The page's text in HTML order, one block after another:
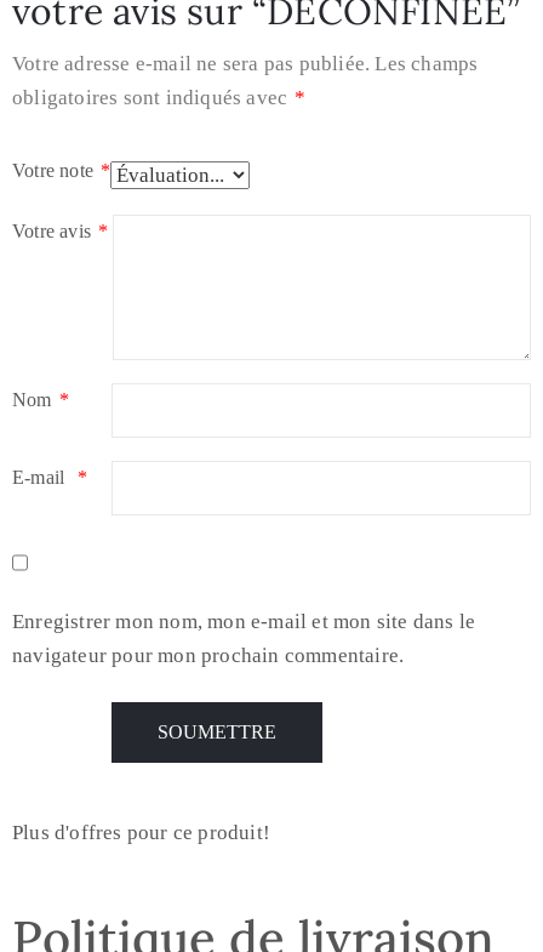
votre avis sur “DÉCONFINÉE”
Votre adresse e-mail ne sera pas publiée. Les champs
obligatoires sont indiqués avec *
Votre note *
Votre avis *
Nom *
E-mail *
Enregistrer mon nom, mon e-mail et mon site dans le
navigateur pour mon prochain commentaire.
Plus d'offres pour ce produit!
Politique de livraison